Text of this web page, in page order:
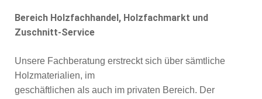
Bereich Holzfachhandel, Holzfachmarkt und
Zuschnitt-Service
Unsere Fachberatung erstreckt sich über sämtliche
Holzmaterialien, im
geschäftlichen als auch im privaten Bereich. Der